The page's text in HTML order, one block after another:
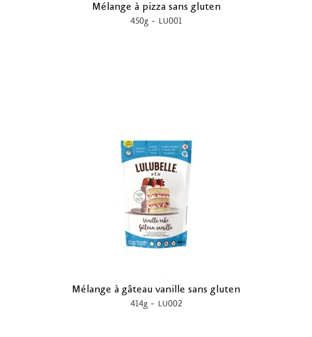
Mélange à pizza sans gluten
450g - LU001
Mélange à gâteau vanille sans gluten
414g- LU002